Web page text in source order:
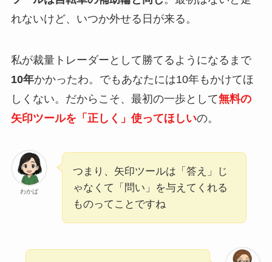
れないけど、いつか外せる日が来る。
私が裁量トレーダーとして勝てるようになるまで
10年かかったわ。でもあなたには10年もかけてほ
しくない。だからこそ、最初の一歩として無料の
矢印ツールを「正しく」使ってほしいの。
わかば
つまり、矢印ツールは「答え」じ
ゃなくて「問い」を与えてくれる
ものってことですね